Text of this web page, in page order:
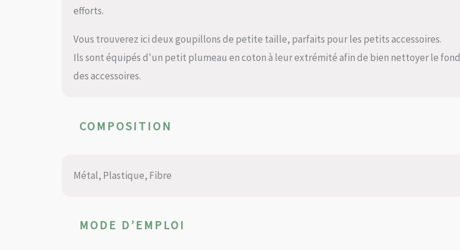
efforts.
Vous trouverez ici deux goupillons de petite taille, parfaits pour les petits accessoires.
Ils sont équipés d'un petit plumeau en coton à leur extrémité afin de bien nettoyer le fond
des accessoires.
COMPOSITION
Métal, Plastique, Fibre
MODE D’EMPLOI